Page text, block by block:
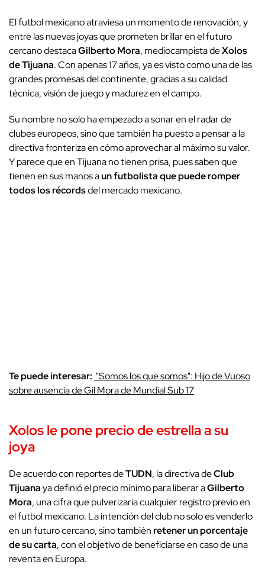
El futbol mexicano atraviesa un momento de renovación, y
entre las nuevas joyas que prometen brillar en el futuro
cercano destacaGilberto Mora, mediocampista deXolos
de Tijuana. Con apenas 17 años, ya es visto como una de las
grandes promesas del continente, gracias a su calidad
técnica, visión de juego y madurez en el campo.
Su nombre no solo ha empezado a sonar en el radar de
clubes europeos, sino que también ha puesto a pensar a la
directiva fronteriza en cómo aprovechar al máximo su valor.
Y parece que en Tijuana no tienen prisa, pues saben que
tienen en sus manos aun futbolista que puede romper
todos los récordsdel mercado mexicano.
Te puede interesar: "Somos los que somos": Hijo de Vuoso
sobre ausencia de Gil Mora de Mundial Sub 17
Xolos le poneprecio de estrellaa su
joya
De acuerdo con reportes deTUDN, la directiva deClub
Tijuanaya definió el precio mínimo para liberar aGilberto
Mora, una cifra que pulverizaría cualquier registro previo en
el futbol mexicano. La intención del club no solo es venderlo
en un futuro cercano, sino tambiénretener un porcentaje
de su carta, con el objetivo de beneficiarse en caso de una
reventa en Europa.